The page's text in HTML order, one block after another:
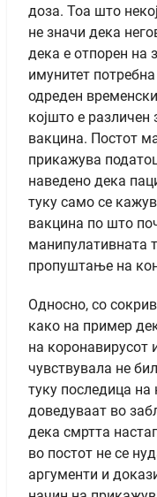
доза. Тоа што
не значи дека
дека е отпорен на
имунитет
одреден
којшто е различен
вакцина. Постот
прикажува
наведено дека
туку само се
вакцина по што
манипулативната
пропуштање на
Односно, со
како на пример
на коронавирусот
чувствувала не
туку последица на
доведуваат во
дека смртта
во постот не се
аргументи и